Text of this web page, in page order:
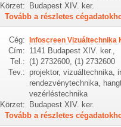
Körzet: Budapest XIV. ker.
Tovább a részletes
Cég: Infoscreen Vizuáltechnika
Cím: 1141 Budapest XIV. ker.,
Tel.: (1) 2732600, (1) 2732600
Tev.: projektor, vizuáltechnika,
rendezvénytechnika,
vezérléstechnika
Körzet:
Budapest XIV. ker.
Tovább a részletes